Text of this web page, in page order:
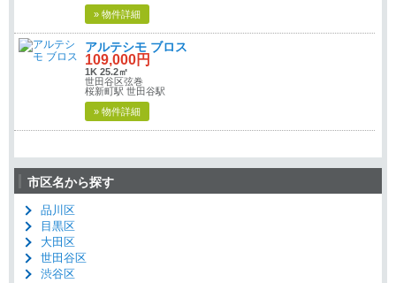
» 物件詳細
アルテシモ ブロス
109,000円
1K 25.2㎡
世田谷区弦巻
桜新町駅 世田谷駅
» 物件詳細
市区名から探す
品川区
目黒区
大田区
世田谷区
渋谷区